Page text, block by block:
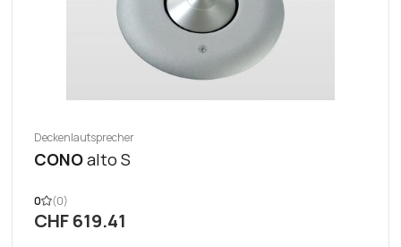
Deckenlautsprecher
CONOalto S
0 (0)
CHF 619.41